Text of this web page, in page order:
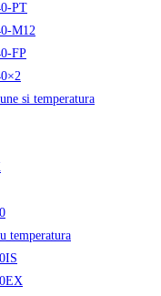
PT
M12
FP
si temperatura
temperatura